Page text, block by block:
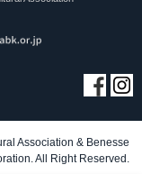
Association & Benesse
All Right Reserved.